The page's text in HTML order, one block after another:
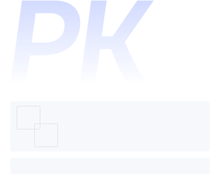
台和
XxPay